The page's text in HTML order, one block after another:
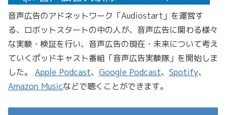
音声広告のアドネットワーク「Audiostart」を運営す
る、ロボットスタートの中の人が、音声広告に関わる様々
な実験・検証を行い、音声広告の現在・未来について考え
ていくポッドキャスト番組「音声広告実験隊」を開始しま
した。 Apple Podcast、 Google Podcast、 Spotify、
Amazon Musicなどで聴くことができます。